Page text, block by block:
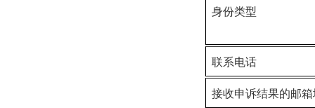
身份类型
联系电话
接收申诉结果的邮箱